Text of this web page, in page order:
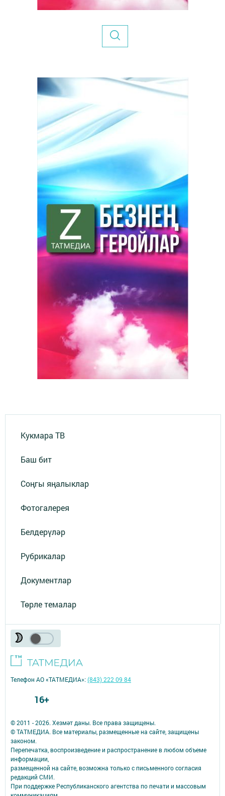
Кукмара ТВ
Баш бит
Соңгы яңалыклар
Фотогалерея
Белдерүләр
Рубрикалар
Документлар
Төрле темалар
© 2011 - 2026. Хезмәт даны. Все права защищены.
© ТАТМЕДИА. Все материалы, размещенные на сайте, защищены
законом.
Перепечатка, воспроизведение и распространение в любом объеме
информации,
размещенной на сайте, возможна только с письменного согласия
редакций СМИ.
При поддержке Республиканского агентства по печати и массовым
Телефон АО «ТАТМЕДИА»:(843) 222 09 84
16+